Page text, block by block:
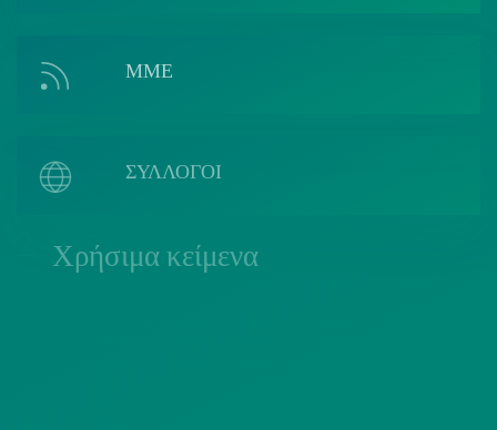
ΜΜΕ
ΣΥΛΛΟΓΟΙ
Χρήσιμα κείμενα